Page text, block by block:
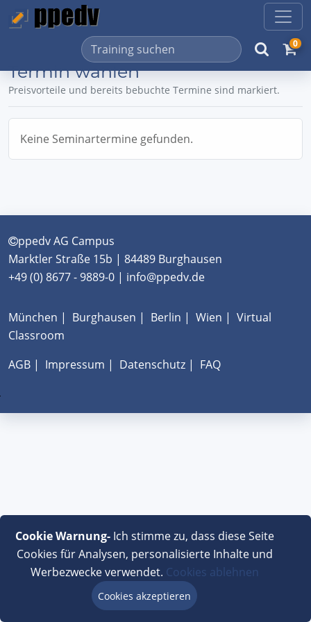
0
Termin wählen
Preisvorteile und bereits bebuchte Termine sind markiert.
Keine Seminartermine gefunden.
ppedv AG Campus
Marktler Straße 15b | 84489 Burghausen
+49 (0) 8677 - 9889-0 | info@ppedv.de
München | Burghausen | Berlin | Wien | Virtual
Classroom
AGB | Impressum | Datenschutz | FAQ
Cookie Warnung-Ich stimme zu, dass diese Seite
Cookies für Analysen, personalisierte Inhalte und
Werbezwecke verwendet. Cookies ablehnen
Cookies akzeptieren